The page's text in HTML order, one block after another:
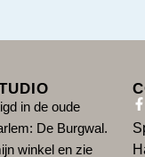
in de oude
De Burgwal.
winkel en zie